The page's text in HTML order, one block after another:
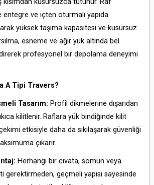
kısımdan kusursuzca tutunur. Raf
entegre ve içten oturmalı yapıda
yüksek taşıma kapasitesi ve kusursuz
esneme ve ağır yük altında bel
profesyonel bir depolama deneyimi
A Tipi Travers?
Tasarım: Profil dikmelerine dışarıdan
kilitlenir. Raflara yük bindiğinde kilit
etkisiyle daha da sıkılaşarak güvenliği
çıkarır.
Herhangi bir cıvata, somun veya
gerektirmeden, geçmeli yapısı sayesinde